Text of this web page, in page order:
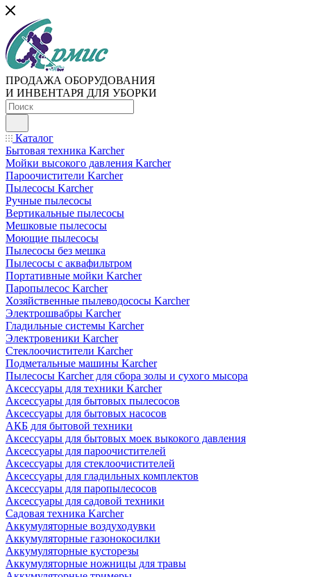
ПРОДАЖА ОБОРУДОВАНИЯ
И ИНВЕНТАРЯ ДЛЯ УБОРКИ
Каталог
Бытовая техника Karcher
Мойки высокого давления Karcher
Пароочистители Karcher
Пылесосы Karcher
Ручные пылесосы
Вертикальные пылесосы
Мешковые пылесосы
Моющие пылесосы
Пылесосы без мешка
Пылесосы с аквафильтром
Портативные мойки Karcher
Паропылесос Karcher
Хозяйственные пылеводососы Karcher
Электрошвабры Karcher
Гладильные системы Karcher
Электровеники Karcher
Стеклоочистители Karcher
Подметальные машины Karcher
Пылесосы Karcher для сбора золы и сухого мысора
Аксессуары для техники Karcher
Аксессуары для бытовых пылесосов
Аксессуары для бытовых насосов
АКБ для бытовой техники
Аксессуары для бытовых моек выкокого давления
Аксессуары для пароочистителей
Аксессуары для стеклоочистителей
Аксессуары для гладильных комплектов
Аксессуары для паропылесосов
Аксессуары для садовой техники
Садовая техника Karcher
Аккумуляторные воздуходувки
Аккумуляторные газонокосилки
Аккумуляторные кусторезы
Аккумуляторные ножницы для травы